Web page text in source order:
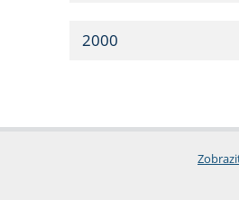
2000